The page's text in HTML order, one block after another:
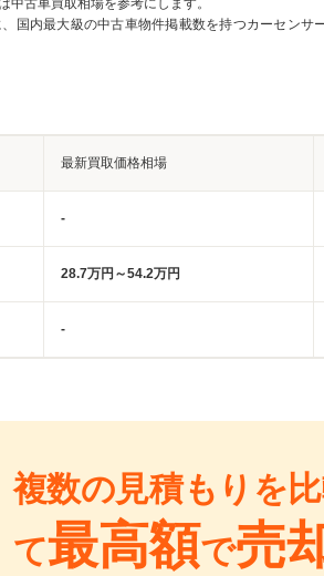
古車買取相場を参考にします。
国内最大級の中古車物件掲載数を持つカーセン
最新買取価格相場
-
28.7万円～54.2万円
-
複数の見積もりを
て最高額で売